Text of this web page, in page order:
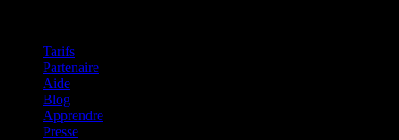
Tarifs
Partenaire
Aide
Blog
Apprendre
Presse